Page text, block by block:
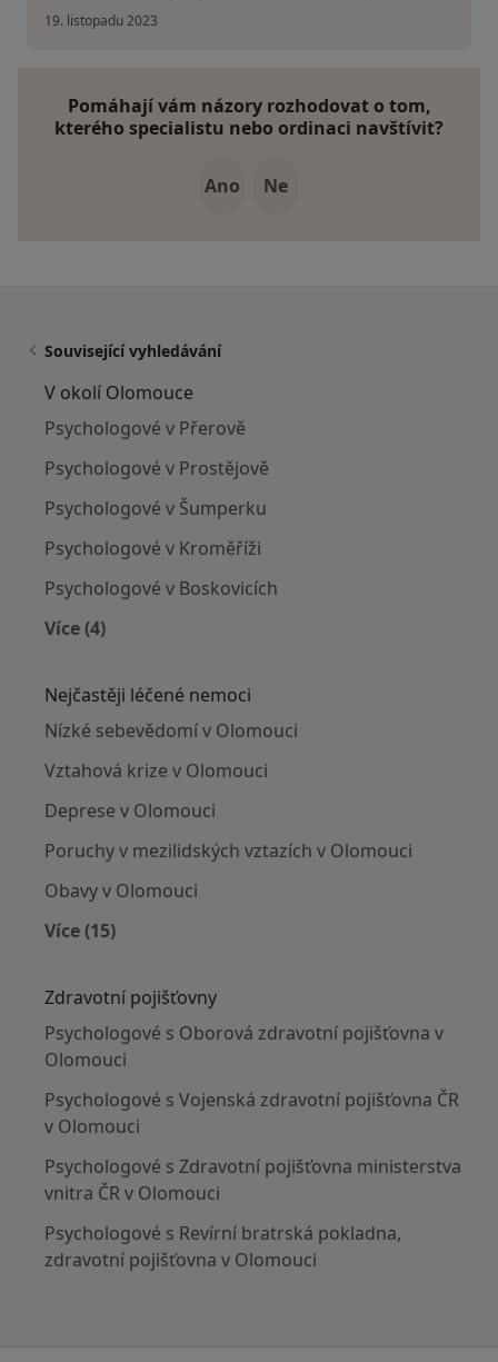
19. listopadu 2023
Pomáhají vám názory rozhodovat o tom,
kterého specialistu nebo ordinaci navštívit?
Ano Ne
Související vyhledávání
V okolí Olomouce
Psychologové v Přerově
Psychologové v Prostějově
Psychologové v Šumperku
Psychologové v Kroměříži
Psychologové v Boskovicích
Více (4)
Nejčastěji léčené nemoci
Nízké sebevědomí v Olomouci
Vztahová krize v Olomouci
Deprese v Olomouci
Poruchy v mezilidských vztazích v Olomouci
Obavy v Olomouci
Více (15)
Zdravotní pojišťovny
Psychologové s Oborová zdravotní pojišťovna v
Olomouci
Psychologové s Vojenská zdravotní pojišťovna ČR
v Olomouci
Psychologové s Zdravotní pojišťovna ministerstva
vnitra ČR v Olomouci
Psychologové s Revírní bratrská pokladna,
zdravotní pojišťovna v Olomouci